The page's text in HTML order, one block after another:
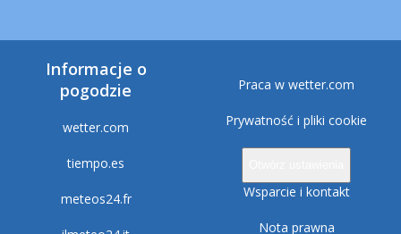
Informacje o
pogodzie
wetter.com
tiempo.es
meteos24.fr
Praca w wetter.com
Prywatność i pliki cookie
Wsparcie i kontakt
Nota prawna